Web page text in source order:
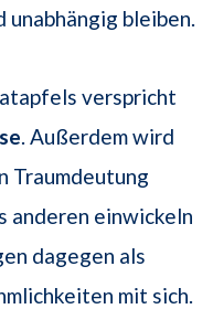
bleiben.
verspricht
. Außerdem wird
Traumdeutung
anderen einwickeln
dagegen als
mit sich.